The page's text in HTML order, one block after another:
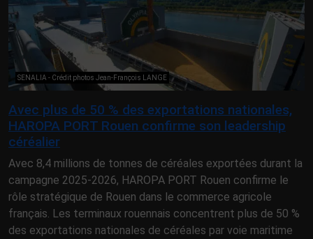
SENALIA - Crédit photos Jean-François LANGE
Avec plus de 50 % des exportations nationales,
HAROPA PORT Rouen confirme son leadership
céréalier
Avec 8,4 millions de tonnes de céréales exportées durant la
campagne 2025-2026, HAROPA PORT Rouen confirme le
rôle stratégique de Rouen dans le commerce agricole
français. Les terminaux rouennais concentrent plus de 50 %
des exportations nationales de céréales par voie maritime